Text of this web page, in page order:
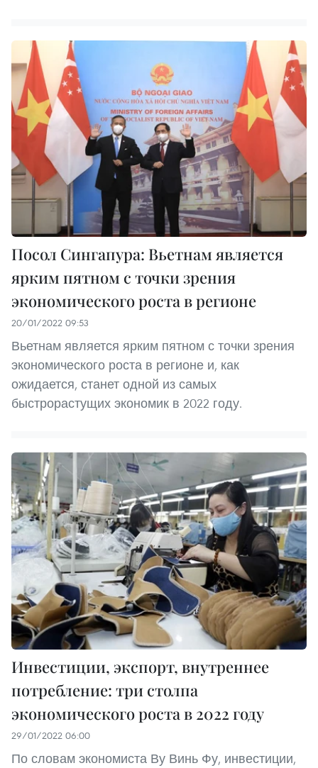
Посол Сингапура: Вьетнам является
ярким пятном с точки зрения
экономического роста в регионе
20/01/2022 09:53
Вьетнам является ярким пятном с точки зрения
экономического роста в регионе и, как
ожидается, станет одной из самых
быстрорастущих экономик в 2022 году.
Инвестиции, экспорт, внутреннее
потребление: три столпа
экономического роста в 2022 году
29/01/2022 06:00
По словам экономиста Ву Винь Фу, инвестиции,